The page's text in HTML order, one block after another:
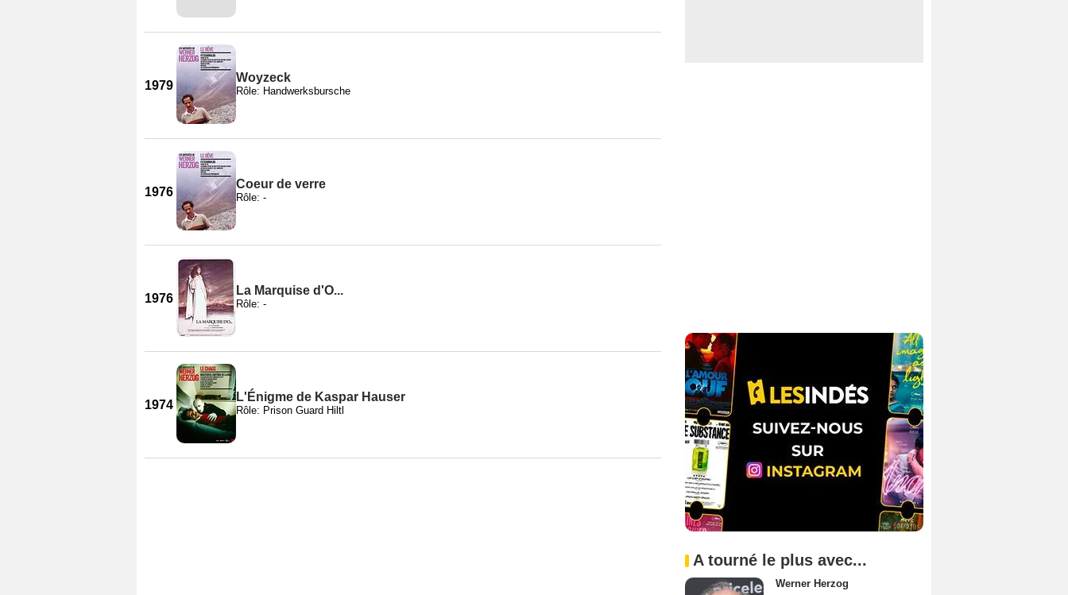
1979
Woyzeck
Rôle: Handwerksbursche
1976
Coeur de verre
Rôle: -
1976
La Marquise d'O...
Rôle: -
1974
L'Énigme de Kaspar Hauser
Rôle: Prison Guard Hiltl
A tourné le plus avec...
Werner Herzog